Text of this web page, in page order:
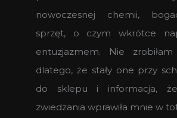
nowoczesnej chemii,
sprzęt, o czym wkrótce
entuzjazmem. Nie zrobiłam
dlatego, że stały one przy
do sklepu i informacja,
zwiedzania wprawiła mnie w